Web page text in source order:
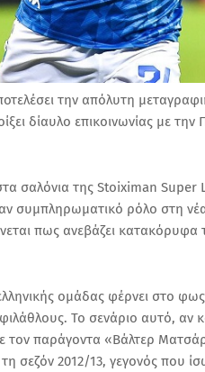
την απόλυτη
δίαυλο επικοινωνίας με
σαλόνια της Stoiximan Super
συμπληρωματικό ρόλο στη
πως ανεβάζει κατακόρυφα
ομάδας φέρνει στο
Το σενάριο αυτό, αν
παράγοντα «Βάλτερ
σεζόν 2012/13, γεγονός που